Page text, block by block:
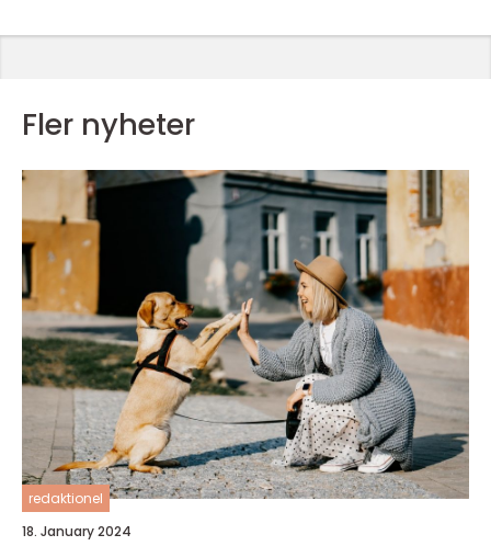
Fler nyheter
redaktionel
18. January 2024